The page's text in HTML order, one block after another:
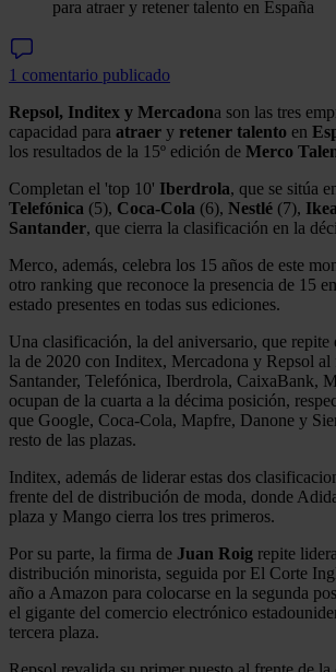
para atraer y retener talento en España
1 comentario publicado
Repsol, Inditex y Mercadona son las tres
capacidad para atraer y retener talento en
los resultados de la 15º edición de Merco
Completan el 'top 10' Iberdrola, que se sitúa
Telefónica (5), Coca-Cola (6), Nestlé (7), Ikea
Santander, que cierra la clasificación en la
Merco, además, celebra los 15 años de este
otro ranking que reconoce la presencia de 15
estado presentes en todas sus ediciones.
Una clasificación, la del aniversario, que
la de 2020 con Inditex, Mercadona y Repsol
Santander, Telefónica, Iberdrola, CaixaBank,
ocupan de la cuarta a la décima posición,
que Google, Coca-Cola, Mapfre, Danone y
resto de las plazas.
Inditex, además de liderar estas dos
frente del de distribución de moda, donde
plaza y Mango cierra los tres primeros.
Por su parte, la firma de Juan Roig repite
distribución minorista, seguida por El Corte
año a Amazon para colocarse en la segunda
el gigante del comercio electrónico
tercera plaza.